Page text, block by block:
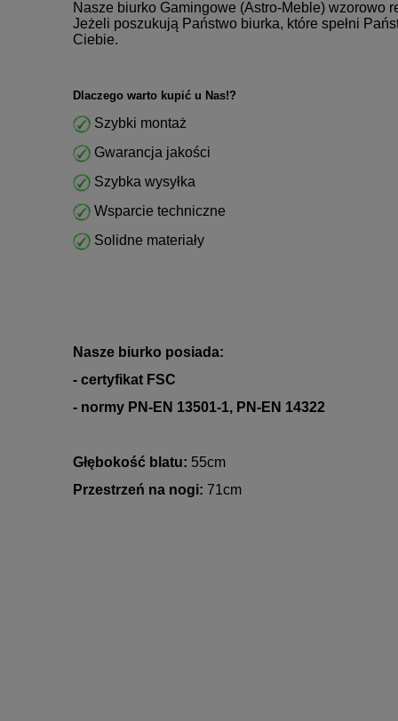
Nasze biurko Gamingowe (Astro-Meble) wzorowo
Jeżeli poszukują Państwo biurka, które spełni
Ciebie.
Dlaczego warto kupić u Nas!?
Szybki montaż
Gwarancja jakości
Szybka wysyłka
Wsparcie techniczne
Solidne materiały
Nasze biurko posiada:
- certyfikat FSC
- normy PN-EN 13501-1, PN-EN 14322
Głębokość blatu: 55cm
Przestrzeń na nogi: 71cm